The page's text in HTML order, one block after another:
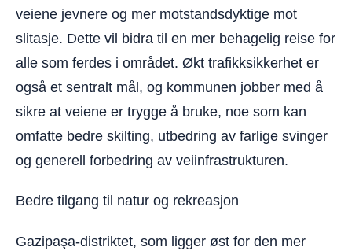
veiene jevnere og mer motstandsdyktige mot
slitasje. Dette vil bidra til en mer behagelig reise for
alle som ferdes i området. Økt trafikksikkerhet er
også et sentralt mål, og kommunen jobber med å
sikre at veiene er trygge å bruke, noe som kan
omfatte bedre skilting, utbedring av farlige svinger
og generell forbedring av veiinfrastrukturen.
Bedre tilgang til natur og rekreasjon
Gazipaşa-distriktet, som ligger øst for den mer